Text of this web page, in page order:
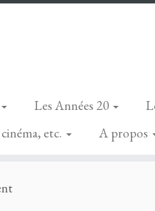
Les Années 20
etc.
A propos